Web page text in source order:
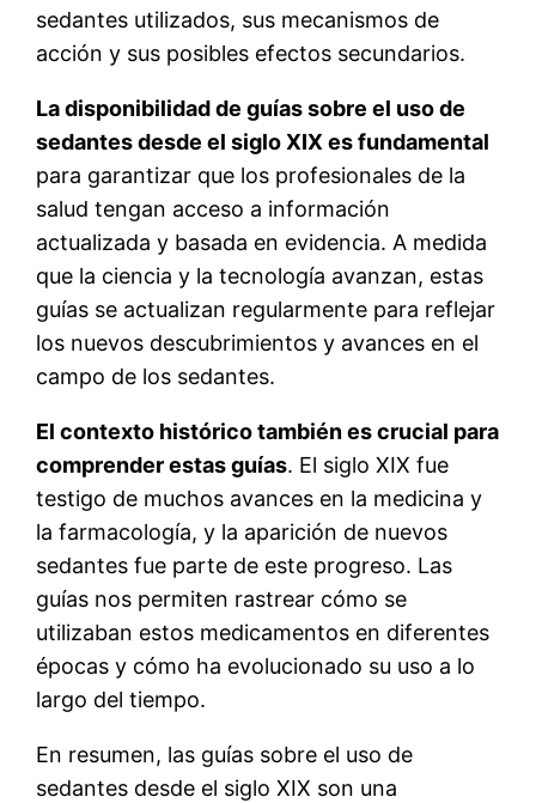
sedantes utilizados, sus mecanismos de
acción y sus posibles efectos secundarios.
La disponibilidad de guías sobre el uso de
sedantes desde el siglo XIX es fundamental
para garantizar que los profesionales de la
salud tengan acceso a información
actualizada y basada en evidencia. A medida
que la ciencia y la tecnología avanzan, estas
guías se actualizan regularmente para reflejar
los nuevos descubrimientos y avances en el
campo de los sedantes.
El contexto histórico también es crucial para
comprender estas guías. El siglo XIX fue
testigo de muchos avances en la medicina y
la farmacología, y la aparición de nuevos
sedantes fue parte de este progreso. Las
guías nos permiten rastrear cómo se
utilizaban estos medicamentos en diferentes
épocas y cómo ha evolucionado su uso a lo
largo del tiempo.
En resumen, las guías sobre el uso de
sedantes desde el siglo XIX son una